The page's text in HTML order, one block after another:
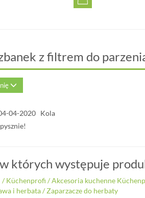
z filtrem do
04-2020 Kola
których występuje
/ Küchenprofi /Akcesoria kuchenne
i herbata/Zaparzacze do herbaty